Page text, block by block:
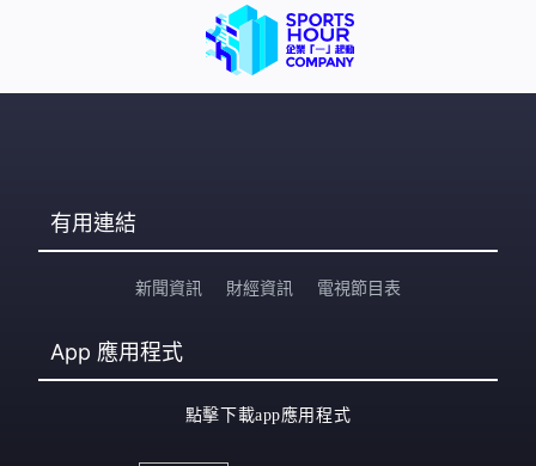
有用連結
新聞資訊 財經資訊 電視節目表
App 應用程式
點擊下載app應用程式